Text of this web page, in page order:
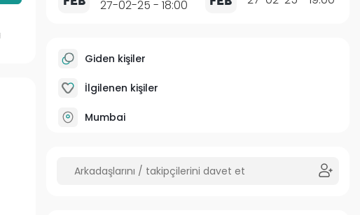
27-02-25 - 18:00
Giden kişiler
İlgilenen kişiler
Mumbai